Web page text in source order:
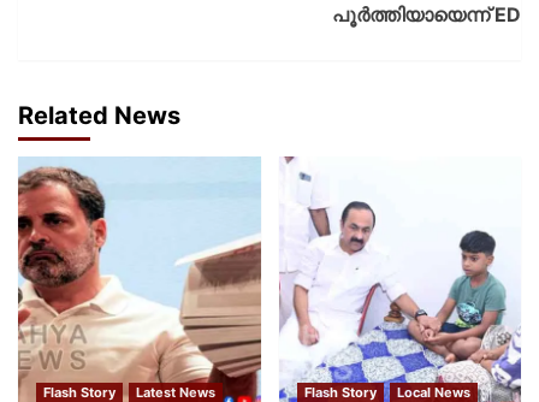
പൂർത്തിയായെന്ന് ED
Related News
Flash Story Latest News Flash Story Local News